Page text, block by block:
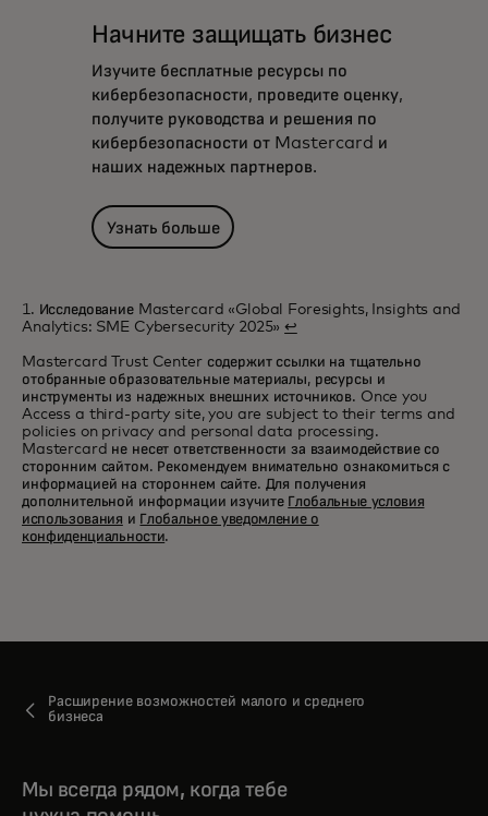
Начните защищать бизнес
Изучите бесплатные ресурсы по
кибербезопасности, проведите оценку,
получите руководства и решения по
кибербезопасности от Mastercard и
наших надежных партнеров.
Узнать больше
1. Исследование Mastercard «Global Foresights, Insights and
Analytics: SME Cybersecurity 2025»↩
Mastercard Trust Center содержит ссылки на тщательно
отобранные образовательные материалы, ресурсы и
инструменты из надежных внешних источников. Once you
Access a third-party site, you are subject to their terms and
policies on privacy and personal data processing.
Mastercard не несет ответственности за взаимодействие со
сторонним сайтом. Рекомендуем внимательно ознакомиться с
информацией на стороннем сайте. Для получения
дополнительной информации изучите Глобальные условия
использования и Глобальное уведомление о
конфиденциальности.
Расширение возможностей малого и среднего
бизнеса
Мы всегда рядом, когда тебе